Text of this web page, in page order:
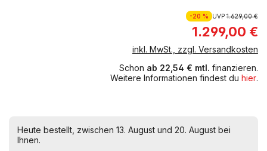
-20 % UVP1.629,00 €
1.299,00 €
inkl. MwSt., zzgl. Versandkosten
Schon ab 22,54 € mtl. finanzieren.
Weitere Informationen findest du hier.
Heute bestellt, zwischen 13. August und 20. August bei
Ihnen.